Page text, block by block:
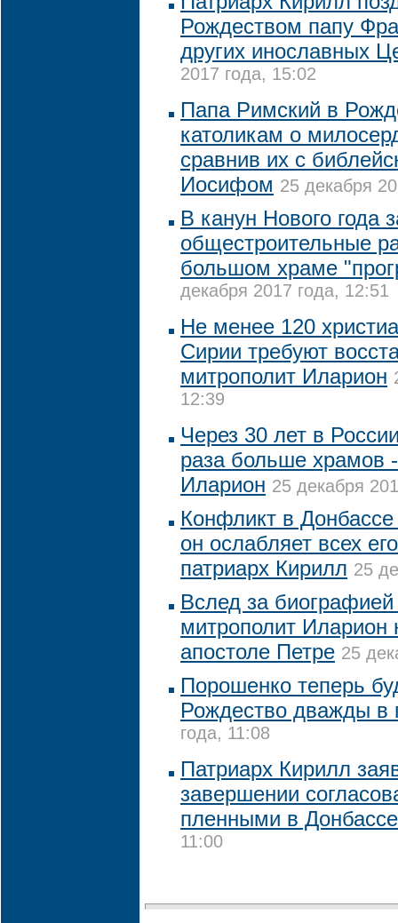
Рождеством папу
других инославных
2017 года, 15:02
Папа Римский в
католикам о
сравнив их с
Иосифом 25 декабря
В канун Нового года
общестроительные
большом храме
декабря 2017 года, 12:51
Не менее 120
Сирии требуют
митрополит Иларион
12:39
Через 30 лет в
раза больше храмов
Иларион 25 декабря
Конфликт в
он ослабляет всех
патриарх Кирилл 25
Вслед за
митрополит Иларион
апостоле Петре 25
Порошенко теперь
Рождество дважды в
года, 11:08
Патриарх Кирилл
завершении
пленными в Донбассе
11:00